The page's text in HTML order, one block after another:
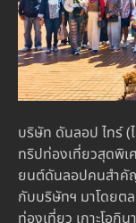
บริษัท ดันลอป ไทร์
ทริปท่องเที่ยวสุดพิ
ยนต์ดันลอปคนสำคั
กับบริษัทฯ มาโดยต